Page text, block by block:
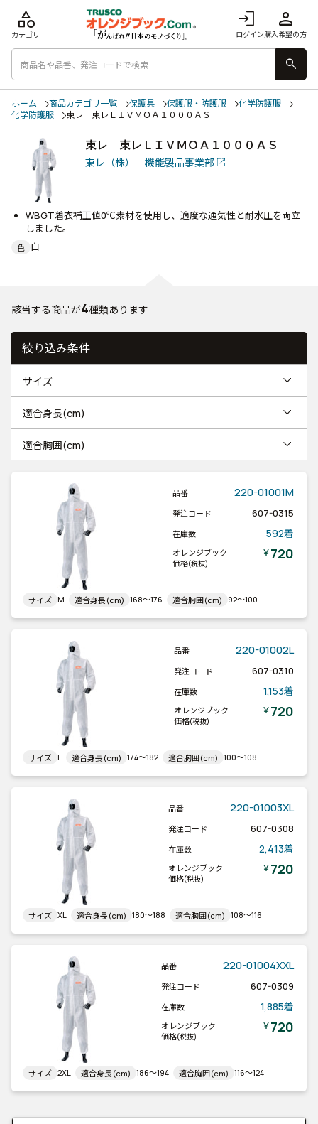
login
ログイン
person
購入希望の方
category
カテゴリ
search
ホーム 商品カテゴリ一覧 保護具 保護服・防護服
化学防護服
化学防護服
東レ 東レＬＩＶＭＯＡ１０００ＡＳ
東レ 東レＬＩＶＭＯＡ１０００ＡＳ
東レ（株） 機能製品事業部
WBGT着衣補正値0℃素材を使用し、適度な通気性と耐水圧を両立
しました。
色 白
該当する商品が4種類あります
絞り込み条件
サイズ
適合身長(cm)
適合胸囲(cm)
品番 220-01001M
発注コード 607-0315
在庫数 592着
オレンジブック
価格(税抜)
￥720
サイズ M 適合身長(cm) 168～176 適合胸囲(cm) 92～100
品番 220-01002L
発注コード 607-0310
在庫数 1,153着
オレンジブック
価格(税抜)
￥720
サイズ L 適合身長(cm) 174～182 適合胸囲(cm) 100～108
品番 220-01003XL
発注コード 607-0308
在庫数 2,413着
オレンジブック
価格(税抜)
￥720
サイズ XL 適合身長(cm) 180～188 適合胸囲(cm) 108～116
品番 220-01004XXL
発注コード 607-0309
在庫数 1,885着
オレンジブック
価格(税抜)
￥720
サイズ 2XL 適合身長(cm) 186～194 適合胸囲(cm) 116～124